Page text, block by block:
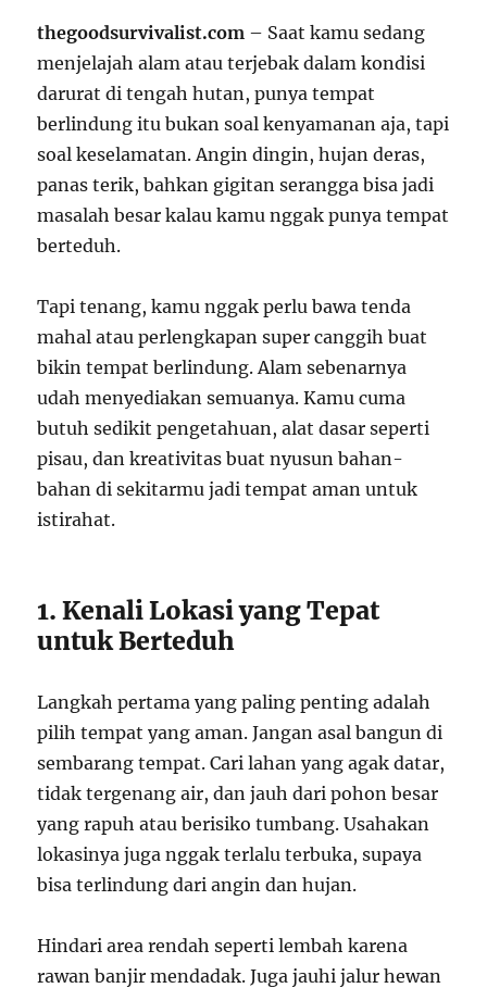
thegoodsurvivalist.com – Saat kamu sedang
menjelajah alam atau terjebak dalam kondisi
darurat di tengah hutan, punya tempat
berlindung itu bukan soal kenyamanan aja, tapi
soal keselamatan. Angin dingin, hujan deras,
panas terik, bahkan gigitan serangga bisa jadi
masalah besar kalau kamu nggak punya tempat
berteduh.
Tapi tenang, kamu nggak perlu bawa tenda
mahal atau perlengkapan super canggih buat
bikin tempat berlindung. Alam sebenarnya
udah menyediakan semuanya. Kamu cuma
butuh sedikit pengetahuan, alat dasar seperti
pisau, dan kreativitas buat nyusun bahan-
bahan di sekitarmu jadi tempat aman untuk
istirahat.
1. Kenali Lokasi yang Tepat
untuk Berteduh
Langkah pertama yang paling penting adalah
pilih tempat yang aman. Jangan asal bangun di
sembarang tempat. Cari lahan yang agak datar,
tidak tergenang air, dan jauh dari pohon besar
yang rapuh atau berisiko tumbang. Usahakan
lokasinya juga nggak terlalu terbuka, supaya
bisa terlindung dari angin dan hujan.
Hindari area rendah seperti lembah karena
rawan banjir mendadak. Juga jauhi jalur hewan